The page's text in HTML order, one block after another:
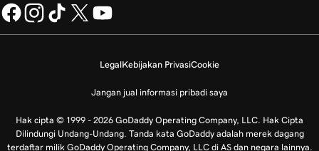
LegalKebijakan PrivasiCookie
Jangan jual informasi pribadi saya
Hak cipta © 1999 - 2026 GoDaddy Operating Company, LLC. Hak Cipta
Dilindungi Undang-Undang. Tanda kata GoDaddy adalah merek dagang
terdaftar milik GoDaddy Operating Company, LLC di AS dan negara lainnya.